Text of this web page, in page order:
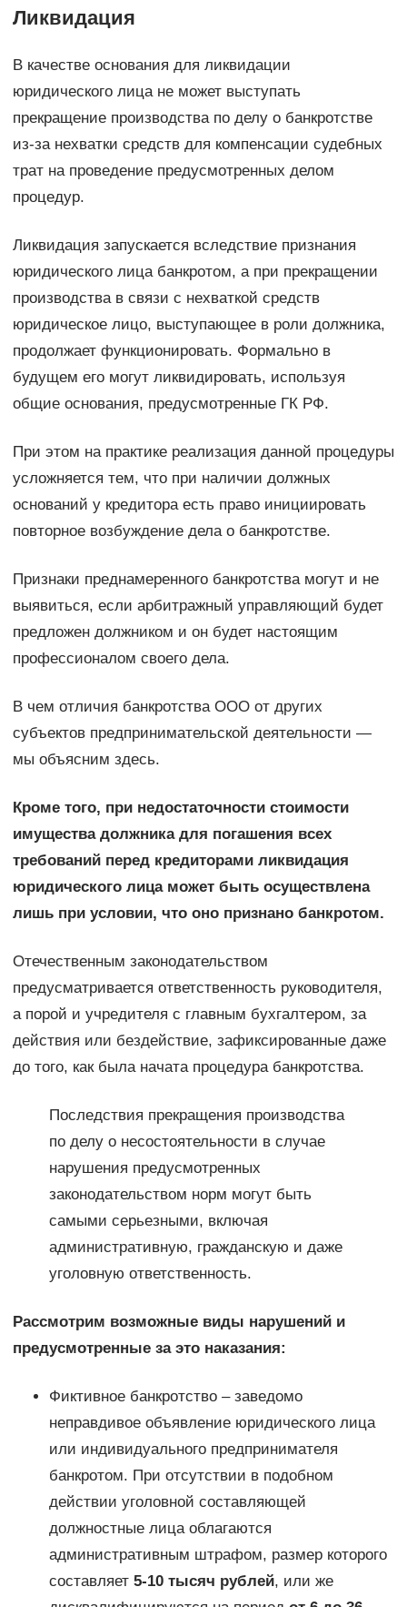
Ликвидация
В качестве основания для ликвидации
юридического лица не может выступать
прекращение производства по делу о банкротстве
из-за нехватки средств для компенсации судебных
трат на проведение предусмотренных делом
процедур.
Ликвидация запускается вследствие признания
юридического лица банкротом, а при прекращении
производства в связи с нехваткой средств
юридическое лицо, выступающее в роли должника,
продолжает функционировать. Формально в
будущем его могут ликвидировать, используя
общие основания, предусмотренные ГК РФ.
При этом на практике реализация данной процедуры
усложняется тем, что при наличии должных
оснований у кредитора есть право инициировать
повторное возбуждение дела о банкротстве.
Признаки преднамеренного банкротства могут и не
выявиться, если арбитражный управляющий будет
предложен должником и он будет настоящим
профессионалом своего дела.
В чем отличия банкротства ООО от других
субъектов предпринимательской деятельности —
мы объясним здесь.
Кроме того, при недостаточности стоимости
имущества должника для погашения всех
требований перед кредиторами ликвидация
юридического лица может быть осуществлена
лишь при условии, что оно признано банкротом.
Отечественным законодательством
предусматривается ответственность руководителя,
а порой и учредителя с главным бухгалтером, за
действия или бездействие, зафиксированные даже
до того, как была начата процедура банкротства.
Последствия прекращения производства
по делу о несостоятельности в случае
нарушения предусмотренных
законодательством норм могут быть
самыми серьезными, включая
административную, гражданскую и даже
уголовную ответственность.
Рассмотрим возможные виды нарушений и
предусмотренные за это наказания:
Фиктивное банкротство – заведомо
неправдивое объявление юридического лица
или индивидуального предпринимателя
банкротом. При отсутствии в подобном
действии уголовной составляющей
должностные лица облагаются
административным штрафом, размер которого
составляет 5-10 тысяч рублей, или же